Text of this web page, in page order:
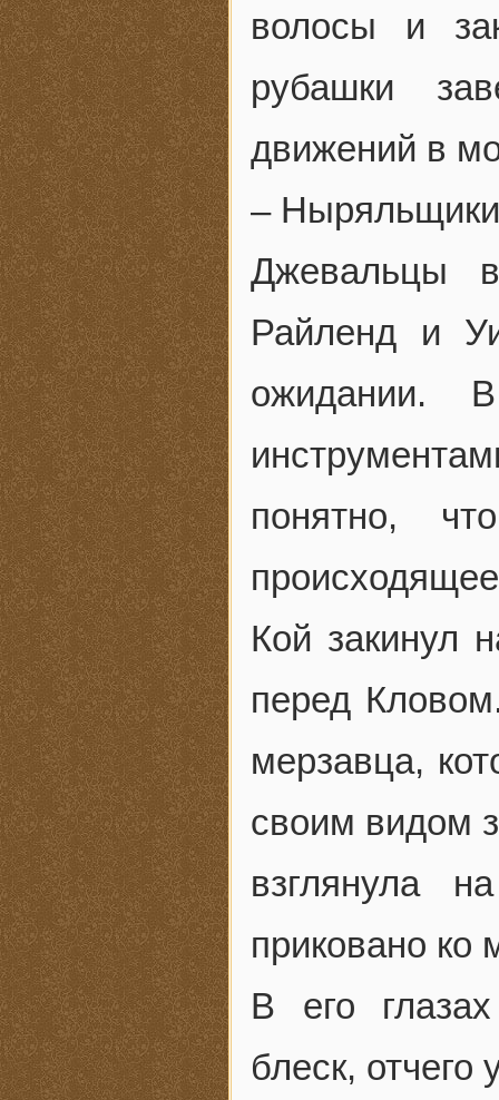
волосы и
рубашки
движений в
–
Джевальцы
Райленд и
ожидании.
понятно,
Кой закинул
перед
мерзавца,
своим видом
взглянула
приковано ко
В его
блеск, отчего